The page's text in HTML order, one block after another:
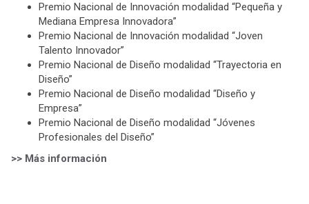
Premio Nacional de Innovación modalidad “Pequeña y
Mediana Empresa Innovadora”
Premio Nacional de Innovación modalidad “Joven
Talento Innovador”
Premio Nacional de Diseño modalidad “Trayectoria en
Diseño”
Premio Nacional de Diseño modalidad “Diseño y
Empresa”
Premio Nacional de Diseño modalidad “Jóvenes
Profesionales del Diseño”
>> Más información